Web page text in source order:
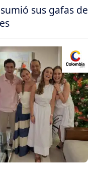
sus gafas de